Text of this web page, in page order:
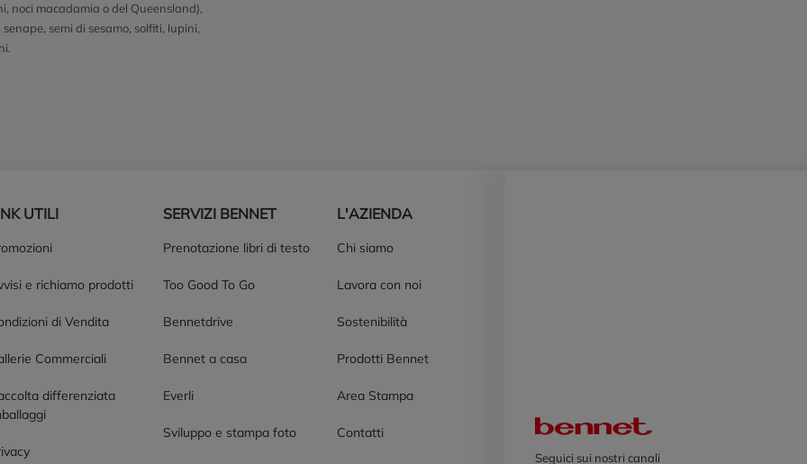
noci macadamia o del Queensland),
senape, semi di sesamo, solfiti, lupini,
UTILI
e richiamo prodotti
di Vendita
Commerciali
differenziata
SERVIZI BENNET
Prenotazione libri di testo
Too Good To Go
Bennetdrive
Bennet a casa
Everli
Sviluppo e stampa foto
L'AZIENDA
Chi siamo
Lavora con noi
Sostenibilità
Prodotti Bennet
Area Stampa
Contatti
Seguici sui nostri canali